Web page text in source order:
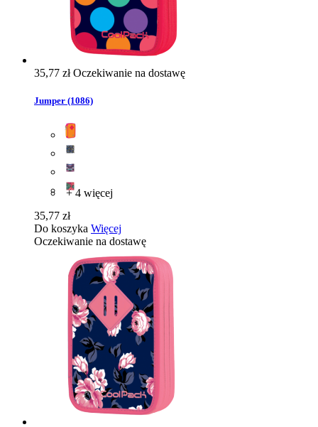
35,77 złOczekiwanie na dostawę
Jumper (1086)
+ 4 więcej
35,77 zł
Do koszyka Więcej
Oczekiwanie na dostawę